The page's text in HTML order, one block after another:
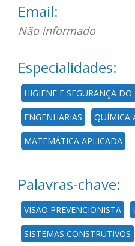
Email:
Não informado
Especialidades:
HIGIENE E SEGURANÇA
ENGENHARIAS QUÍMICA
MATEMÁTICA APLICADA
Palavras-chave:
VISAO PREVENCIONISTA
SISTEMAS CONSTRUTIVOS